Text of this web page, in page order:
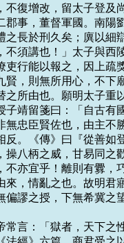
不復增改，留太子登及
事，董督軍國。南陽
之長於刑久矣；廙以細
須講也！」太子與西
吏行能以報之，因上疏
賢，則無所用心，不下
所由也。願明太子重
子靖留箋曰：「自古有
無忠臣賢佐也，由主不
反。《傳》曰『從善如
八柄之威，甘易同之
不亦宜乎！離則有釁，
來，情亂之也。故明君
偏謬之授，下無希冀之
常言：「獄者，天下之